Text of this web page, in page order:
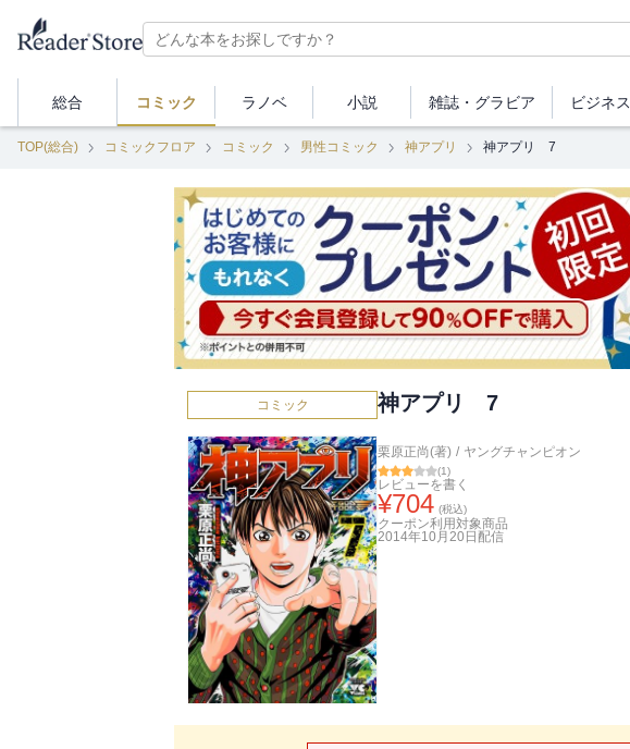
総合 コミック ラノベ 小説 雑誌・ グラビア ビジネス
TOP(総合) コミックフロア コミック 男性コミック 神アプリ 神アプリ 7
コミック 神アプリ 7
栗原正尚(著) / ヤングチャンピオン
(1)
レビューを書く
¥704 (税込)
クーポン利用対象商品
2014年10月20日 配信